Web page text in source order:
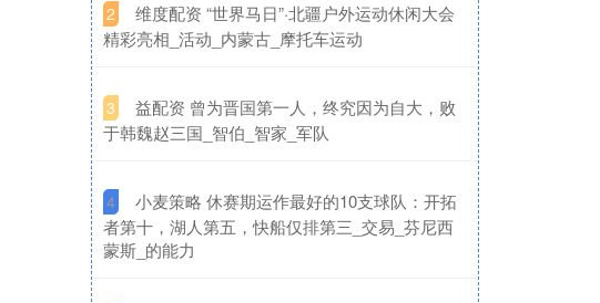
2
​维度配资 “世界马日”·北疆户外运动休闲大会
精彩亮相_活动_内蒙古_摩托车运动
3
​益配资 曾为晋国第一人，终究因为自大，败
于韩魏赵三国_智伯_智家_军队
4
​小麦策略 休赛期运作最好的10支球队：开拓
者第十，湖人第五，快船仅排第三_交易_芬尼西
蒙斯_的能力